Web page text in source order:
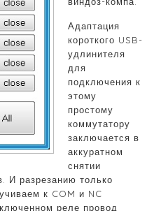
Адаптация
короткого USB-
удлинителя
для
подключения к
этому
простому
коммутатору
заключается в
аккуратном
снятии
И разрезанию только
к COM и NC
реле провод